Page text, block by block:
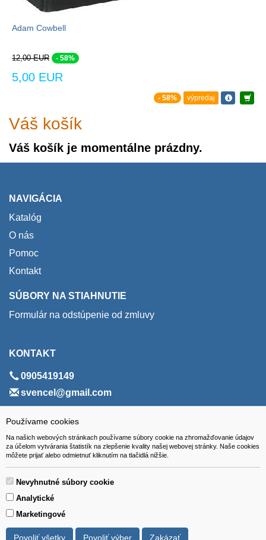
Používame cookies
Na našich webových stránkach používame súbory cookie na zhromažďovanie údajov
za účelom vytvárania štatistík na zlepšenie kvality našej webovej stránky. Naše cookies
môžete prijať alebo odmietnuť kliknutím na tlačidlá nižšie.
Nevyhnutné súbory cookie
Analytické
Marketingové
Povoliť všetky Povoliť výber Zakázať
Adam Cowbell
12,00 EUR - 58%
5,00 EUR
- 58% výpredaj
Váš košík
Váš košík je momentálne prázdny.
NAVIGÁCIA
Katalóg
O nás
Pomoc
Kontakt
SÚBORY NA STIAHNUTIE
Formulár na odstúpenie od zmluvy
KONTAKT
0905419149
svencel@gmail.com
ADRESA
VEST - tech s.r.o.
Hviezdoslavova 280/6, 965 01 Žiar nad Hronom
Slovakia (Slovak Republic)